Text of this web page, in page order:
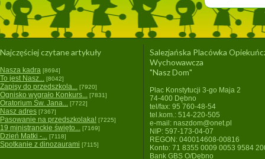
Najczęściej czytane artykuły
Nasza kadra [8694]
To jest Nasz... [8042]
Zapisy do przedszkola... [7920]
Ognisko wygrało Konkurs... [7831]
Oratorium Św. Jana... [7722]
Nasz adres [7367]
Pasowanie na przedszkolaka! [7225]
19 ministranckie święto... [7169]
Dzień Matki -... [7118]
Spotkanie z dinozaurami [7115]
Salezjańska Placówka
Wychowawcza
"Nasz Dom"
Plac Konstytucji 3-go Maja 2
74-400 Dębno
tel/fax: 95 760-48-54
tel.kom.: 514-220-505
e-mail: naszdom@onet.pl
NIP: 597-173-04-07
REGON: 040014608-00816
Konto: 71 8355 0009 0053 9584
Bank GBS O/Dębno